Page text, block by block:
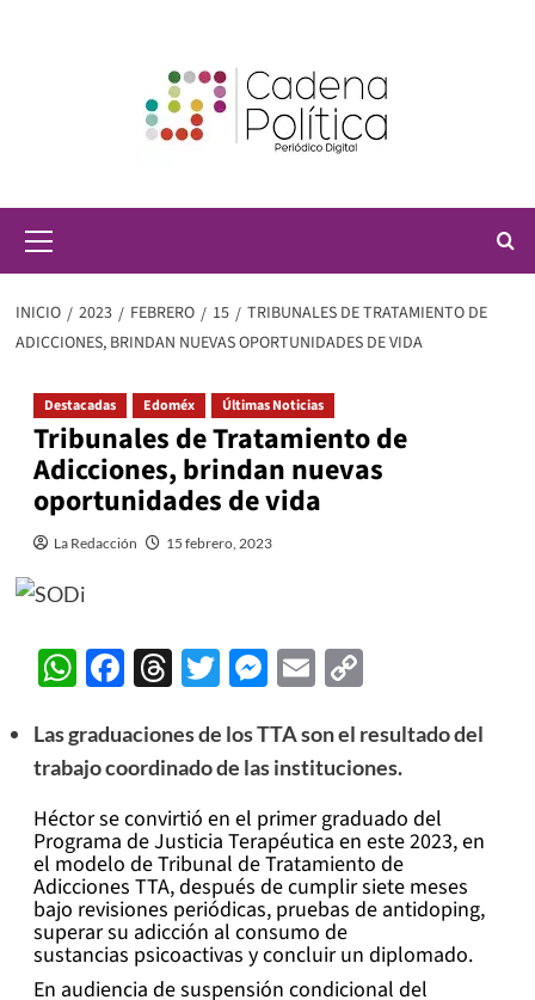
principal
INICIO 2023 FEBRERO 15
TRIBUNALES DE TRATAMIENTO DE
ADICCIONES, BRINDAN NUEVAS OPORTUNIDADES DE VIDA
Destacadas Edoméx Últimas Noticias
Tribunales de Tratamiento de
Adicciones, brindan nuevas
oportunidades de vida
La Redacción 15 febrero, 2023
WhatsApp
Facebook
Threads
Twitter
Messenger
EmailCopy
Las graduaciones de los TTA son el resultado del
trabajo coordinado de las instituciones.
Héctor se convirtió en el primer graduado del
Programa de Justicia Terapéutica en este 2023, en
el modelo de Tribunal de Tratamiento de
Adicciones TTA, después de cumplir siete meses
bajo revisiones periódicas, pruebas de antidoping,
superar su adicción al consumo de
sustancias psicoactivas y concluir un diplomado.
En audiencia de suspensión condicional del